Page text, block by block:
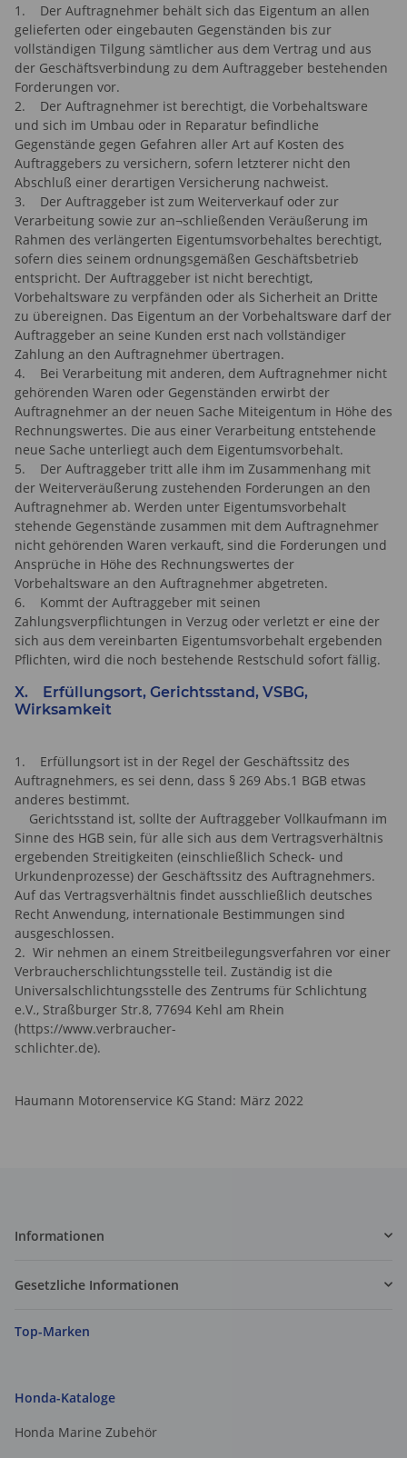
1. Der Auftragnehmer behält sich das Eigentum an allen
gelieferten oder eingebauten Gegenständen bis zur
vollständigen Tilgung sämtlicher aus dem Vertrag und aus
der Geschäftsverbindung zu dem Auftraggeber bestehenden
Forderungen vor.
2. Der Auftragnehmer ist berechtigt, die Vorbehaltsware
und sich im Umbau oder in Reparatur befindliche
Gegenstände gegen Gefahren aller Art auf Kosten des
Auftraggebers zu versichern, sofern letzterer nicht den
Abschluß einer derartigen Versicherung nachweist.
3. Der Auftraggeber ist zum Weiterverkauf oder zur
Verarbeitung sowie zur an¬schließenden Veräußerung im
Rahmen des verlängerten Eigentumsvorbehaltes berechtigt,
sofern dies seinem ordnungsgemäßen Geschäftsbetrieb
entspricht. Der Auftraggeber ist nicht berechtigt,
Vorbehaltsware zu verpfänden oder als Sicherheit an Dritte
zu übereignen. Das Eigentum an der Vorbehaltsware darf der
Auftraggeber an seine Kunden erst nach vollständiger
Zahlung an den Auftragnehmer übertragen.
4. Bei Verarbeitung mit anderen, dem Auftragnehmer nicht
gehörenden Waren oder Gegenständen erwirbt der
Auftragnehmer an der neuen Sache Miteigentum in Höhe des
Rechnungswertes. Die aus einer Verarbeitung entstehende
neue Sache unterliegt auch dem Eigentumsvorbehalt.
5. Der Auftraggeber tritt alle ihm im Zusammenhang mit
der Weiterveräußerung zustehenden Forderungen an den
Auftragnehmer ab. Werden unter Eigentumsvorbehalt
stehende Gegenstände zusammen mit dem Auftragnehmer
nicht gehörenden Waren verkauft, sind die Forderungen und
Ansprüche in Höhe des Rechnungswertes der
Vorbehaltsware an den Auftragnehmer abgetreten.
6. Kommt der Auftraggeber mit seinen
Zahlungsverpflichtungen in Verzug oder verletzt er eine der
sich aus dem vereinbarten Eigentumsvorbehalt ergebenden
Pflichten, wird die noch bestehende Restschuld sofort fällig.
X. Erfüllungsort, Gerichtsstand, VSBG,
Wirksamkeit
1. Erfüllungsort ist in der Regel der Geschäftssitz des
Auftragnehmers, es sei denn, dass § 269 Abs.1 BGB etwas
anderes bestimmt.
Gerichtsstand ist, sollte der Auftraggeber Vollkaufmann im
Sinne des HGB sein, für alle sich aus dem Vertragsverhältnis
ergebenden Streitigkeiten (einschließlich Scheck- und
Urkundenprozesse) der Geschäftssitz des Auftragnehmers.
Auf das Vertragsverhältnis findet ausschließlich deutsches
Recht Anwendung, internationale Bestimmungen sind
ausgeschlossen.
2. Wir nehmen an einem Streitbeilegungsverfahren vor einer
Verbraucherschlichtungsstelle teil. Zuständig ist die
Universalschlichtungsstelle des Zentrums für Schlichtung
e.V., Straßburger Str.8, 77694 Kehl am Rhein
(https://www.verbraucher-
schlichter.de).
Haumann Motorenservice KG Stand: März 2022
Informationen
Gesetzliche Informationen
Top-Marken
Honda-Kataloge
Honda Marine Zubehör